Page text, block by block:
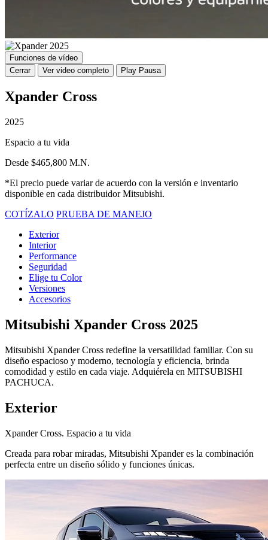
Funciones de vídeo
Cerrar
Ver video completo Play Pausa
Xpander Cross
2025
Espacio a tu vida
Desde $465,800 M.N.
*El precio puede variar de acuerdo con la versión e inventario
disponible en cada distribuidor Mitsubishi.
COTÍZALO PRUEBA DE MANEJO
Exterior
Interior
Performance
Seguridad
Elige tu Color
Versiones
Accesorios
Mitsubishi Xpander Cross 2025
Mitsubishi Xpander Cross redefine la versatilidad familiar. Con su
diseño espacioso y moderno, tecnología y eficiencia, brinda
comodidad y estilo en cada viaje. Adquiérela en MITSUBISHI
PACHUCA.
Exterior
Xpander Cross. Espacio a tu vida
Creada para robar miradas, Mitsubishi Xpander es la combinación
perfecta entre un diseño sólido y funciones únicas.